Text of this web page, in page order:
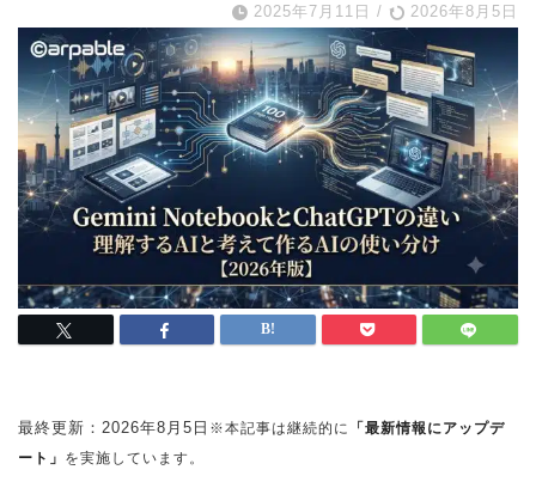
2025年7月11日 / 2026年8月5日
最終更新： 2026年8月5日 ※本記事は継続的に
「最新情報にアップデ
ート」 を実施しています。